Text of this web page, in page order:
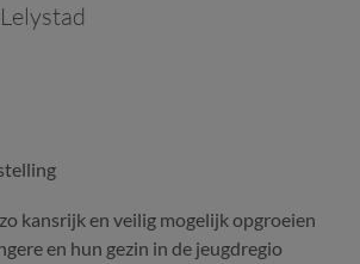
Lelystad
kansrijk en veilig mogelijk opgroeien
en hun gezin in de jeugdregio